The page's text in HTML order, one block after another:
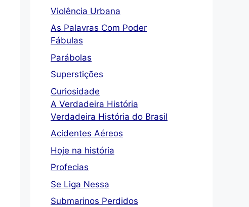
Violência Urbana
As Palavras Com Poder
Fábulas
Parábolas
Superstições
Curiosidade
A Verdadeira História
Verdadeira História do Brasil
Acidentes Aéreos
Hoje na história
Profecias
Se Liga Nessa
Submarinos Perdidos